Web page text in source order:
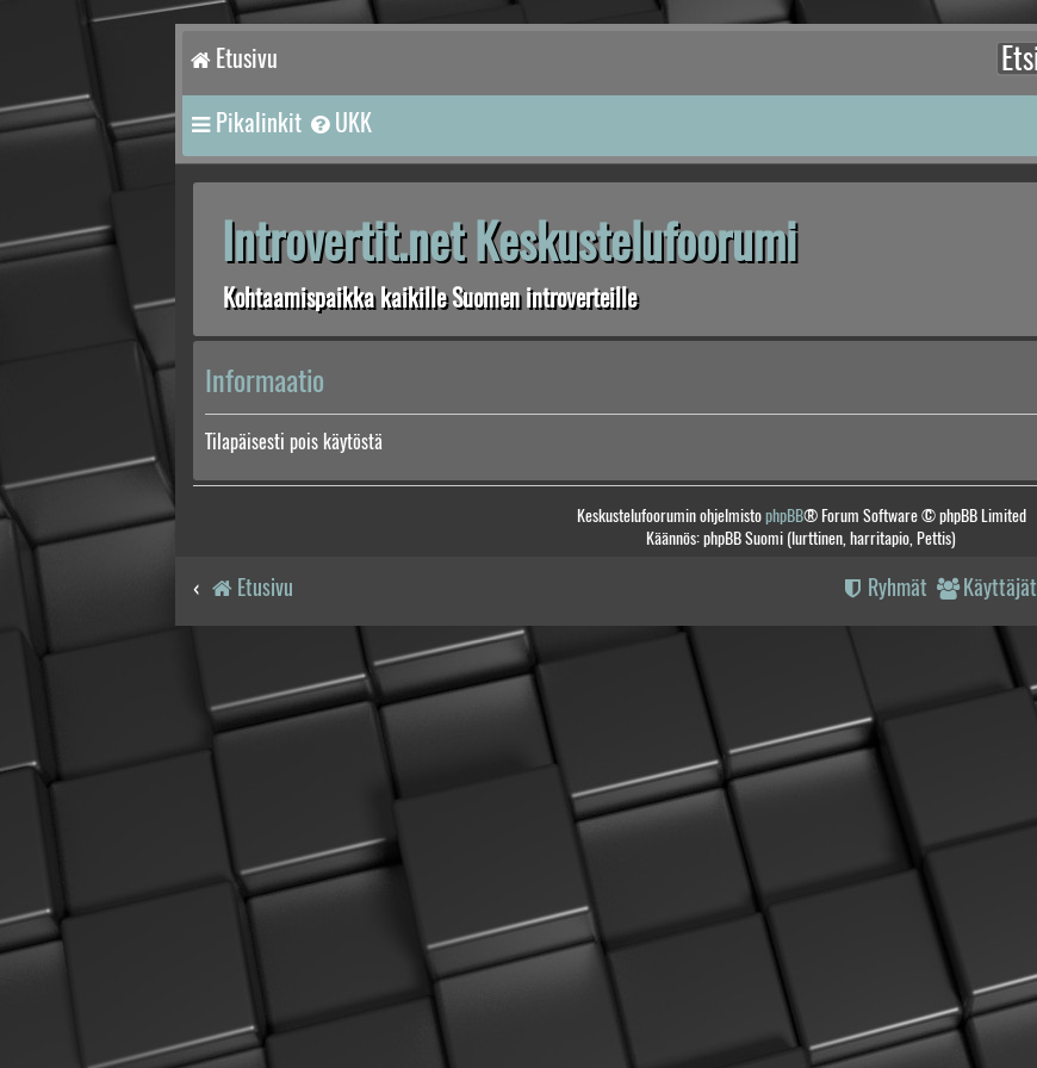
Etusivu
Pikalinkit UKK
Introvertit.net Keskustelufoorumi
Kohtaamispaikka kaikille Suomen introverteille
Informaatio
Tilapäisesti pois käytöstä
Keskustelufoorumin ohjelmistophpBB® Forum Software © phpBB Limited
Käännös: phpBB Suomi (lurttinen, harritapio, Pettis)
Etusivu Käyttäjät
Ryhmät